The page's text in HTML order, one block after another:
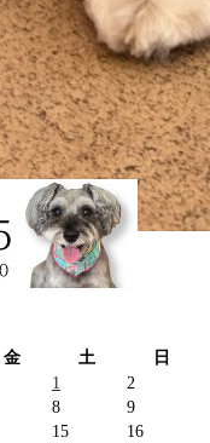
金 土
日
1
2
8
9
15
16